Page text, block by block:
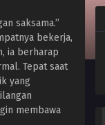
saksama.”
bekerja,
ia berharap
Tepat saat
yang
membawa